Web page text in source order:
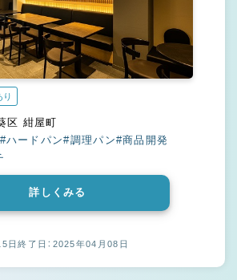
り
静岡県 静岡市葵区 紺屋町
#ハードパン#調理パン#商品開発
詳しくみる
日終了日：2025年04月08日